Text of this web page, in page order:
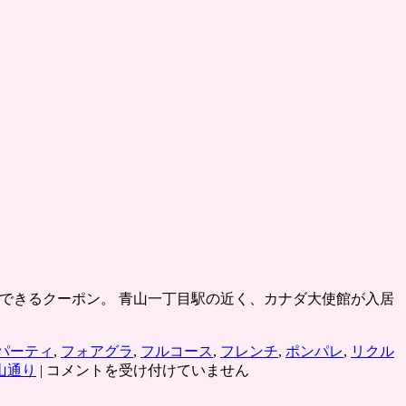
きるクーポン。 青山一丁目駅の近く、カナダ大使館が入居
ーティ , フォアグラ, フルコース, フレンチ, ポンパレ, リクル
通り | 青
コメントを受け付けていません